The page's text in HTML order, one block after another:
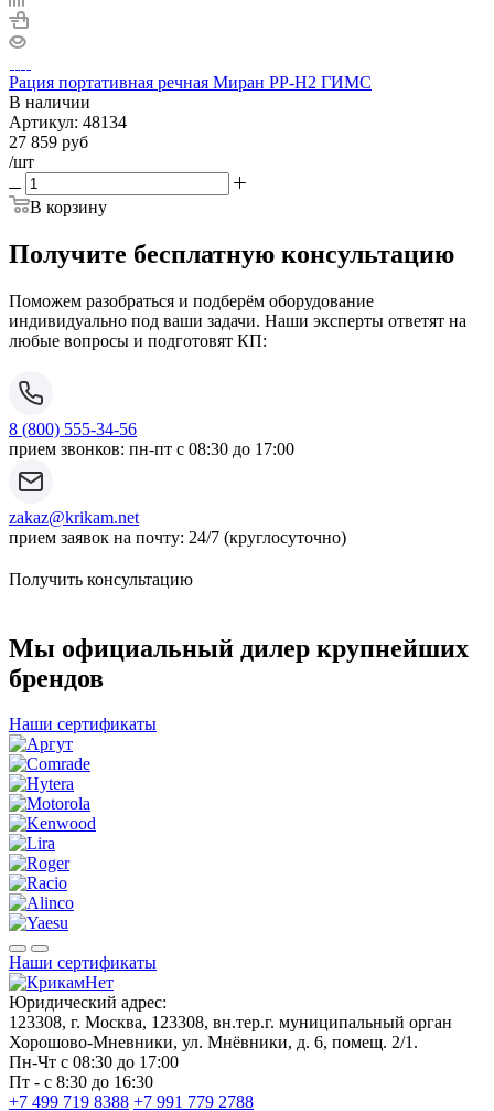
Рация портативная речная Миран РР-Н2 ГИМС
В наличии
Артикул: 48134
27 859 руб
/шт
В корзину
Получите бесплатную консультацию
Поможем разобраться и подберём оборудование
индивидуально под ваши задачи. Наши эксперты ответят на
любые вопросы и подготовят КП:
8 (800) 555-34-56
прием звонков: пн-пт с 08:30 до 17:00
zakaz@krikam.net
прием заявок на почту: 24/7 (круглосуточно)
Получить консультацию
Мы официальный дилер крупнейших
брендов
Наши сертификаты
Наши сертификаты
Юридический адрес:
123308, г. Москва, 123308, вн.тер.г. муниципальный орган
Хорошово-Мневники, ул. Мнёвники, д. 6, помещ. 2/1.
Пн-Чт с 08:30 до 17:00
Пт - с 8:30 до 16:30
+7 499 719 8388 +7 991 779 2788